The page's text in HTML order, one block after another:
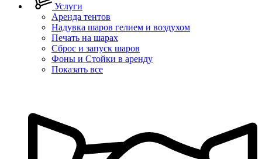
Услуги
Аренда тентов
Надувка шаров гелием и воздухом
Печать на шарах
Сброс и запуск шаров
Фоны и Стойки в аренду
Показать все